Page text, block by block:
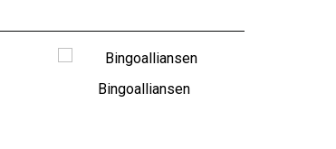
Bingoalliansen